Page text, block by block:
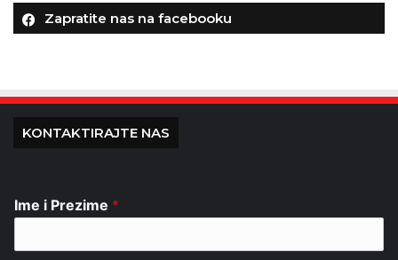
Zapratite nas na facebooku
KONTAKTIRAJTE NAS
Ime i Prezime *